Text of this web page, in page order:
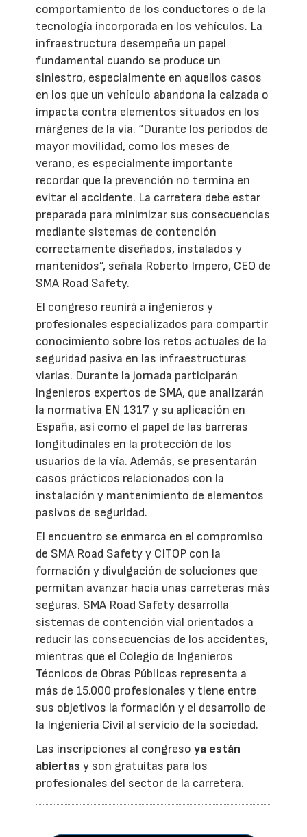
comportamiento de los conductores o de la
tecnología incorporada en los vehículos. La
infraestructura desempeña un papel
fundamental cuando se produce un
siniestro, especialmente en aquellos casos
en los que un vehículo abandona la calzada o
impacta contra elementos situados en los
márgenes de la vía. “Durante los periodos de
mayor movilidad, como los meses de
verano, es especialmente importante
recordar que la prevención no termina en
evitar el accidente. La carretera debe estar
preparada para minimizar sus consecuencias
mediante sistemas de contención
correctamente diseñados, instalados y
mantenidos”, señala Roberto Impero, CEO de
SMA Road Safety.
El congreso reunirá a ingenieros y
profesionales especializados para compartir
conocimiento sobre los retos actuales de la
seguridad pasiva en las infraestructuras
viarias. Durante la jornada participarán
ingenieros expertos de SMA, que analizarán
la normativa EN 1317 y su aplicación en
España, así como el papel de las barreras
longitudinales en la protección de los
usuarios de la vía. Además, se presentarán
casos prácticos relacionados con la
instalación y mantenimiento de elementos
pasivos de seguridad.
El encuentro se enmarca en el compromiso
de SMA Road Safety y CITOP con la
formación y divulgación de soluciones que
permitan avanzar hacia unas carreteras más
seguras. SMA Road Safety desarrolla
sistemas de contención vial orientados a
reducir las consecuencias de los accidentes,
mientras que el Colegio de Ingenieros
Técnicos de Obras Públicas representa a
más de 15.000 profesionales y tiene entre
sus objetivos la formación y el desarrollo de
la Ingeniería Civil al servicio de la sociedad.
Las inscripciones al congresoya están
abiertas y son gratuitas para los
profesionales del sector de la carretera.